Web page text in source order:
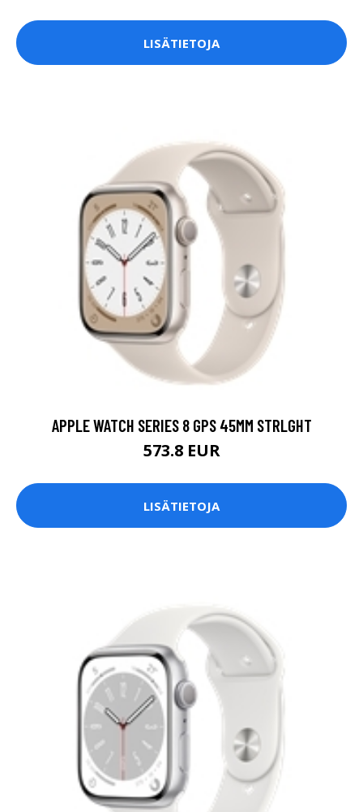
LISÄTIETOJA
APPLE WATCH SERIES 8 GPS 45MM STRLGHT
573.8 EUR
LISÄTIETOJA